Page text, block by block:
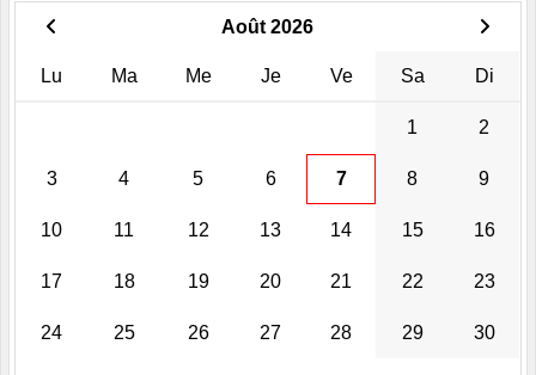
Août 2026
Lu Ma Me Je Ve Sa Di
1 2
3 4 5 6 7 8 9
10 11 12 13 14 15 16
17 18 19 20 21 22 23
24 25 26 27 28 29 30